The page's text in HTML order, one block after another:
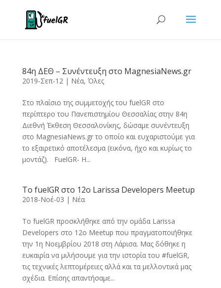
84η ΔΕΘ – Συνέντευξη στο MagnesiaNews.gr
2019-Σεπ-12| Νέα, Όλες
Στο πλαίσιο της συμμετοχής του fuelGR στο
περίπτερο του Πανεπιστημίου Θεσσαλίας στην 84η
Διεθνή Έκθεση Θεσσαλονίκης, δώσαμε συνέντευξη
στο MagnesiaNews.gr το οποίο και ευχαριστούμε για
το εξαιρετικό αποτέλεσμα (εικόνα, ήχο και κυρίως το
μοντάζ). FuelGR- Η...
Το fuelGR στο 12ο Larissa Developers Meetup
2018-Νοέ-03 | Νέα
Το fuelGR προσκλήθηκε από την ομάδα Larissa
Developers στο 12ο Meetup που πραγματοποιήθηκε
την 1η Νοεμβρίου 2018 στη Λάρισα. Μας δόθηκε η
ευκαιρία να μιλήσουμε για την ιστορία του #fuelGR,
τις τεχνικές λεπτομέρειες αλλά και τα μελλοντικά μας
σχέδια. Επίσης απαντήσαμε...